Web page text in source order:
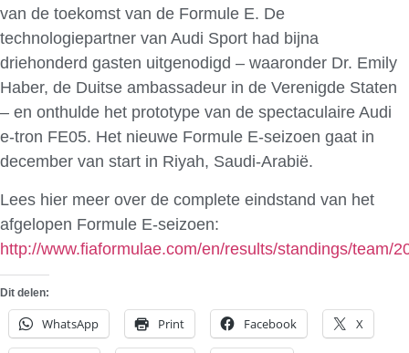
van de toekomst van de Formule E. De
technologiepartner van Audi Sport had bijna
driehonderd gasten uitgenodigd – waaronder Dr. Emily
Haber, de Duitse ambassadeur in de Verenigde Staten
– en onthulde het prototype van de spectaculaire Audi
e-tron FE05. Het nieuwe Formule E-seizoen gaat in
december van start in Riyah, Saudi-Arabië.
Lees hier meer over de complete eindstand van het
afgelopen Formule E-seizoen:
http://www.fiaformulae.com/en/results/standings/team/
Dit delen:
WhatsApp Print Facebook X